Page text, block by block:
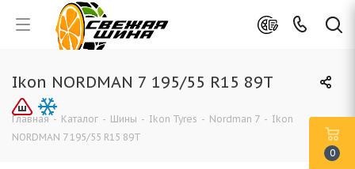
Ikon NORDMAN 7 195/55 R15 89T
Главная - Каталог - Шины - Ikon Tyres - Nordman 7 - Ikon
NORDMAN 7 195/55 R15 89T
0